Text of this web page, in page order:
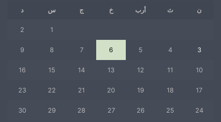
ن ث أرب خ ج س د
1
2
3
4
5
6
7
8
9
10
11
12
13
14
15
16
17
18
19
20
21
22
23
24
25
26
27
28
29
30